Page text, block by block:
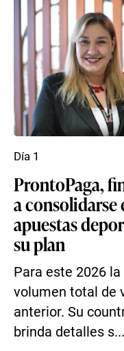
ProntoPaga,
a
apuestas
su plan
Para este 2026
volumen total de
anterior. Su
brinda detalles s...
Día 1